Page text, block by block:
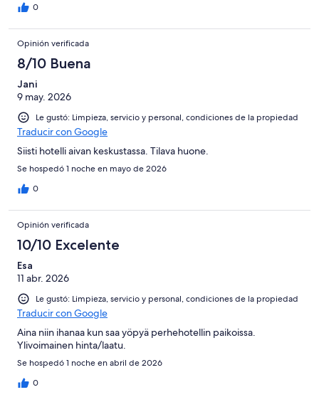
0
Opinión verificada
8/10 Buena
Jani
9 may. 2026
Le gustó: Limpieza, servicio y personal, condiciones de la propiedad
Traducir con Google
Siisti hotelli aivan keskustassa. Tilava huone.
Se hospedó 1 noche en mayo de 2026
0
Opinión verificada
10/10 Excelente
Esa
11 abr. 2026
Le gustó: Limpieza, servicio y personal, condiciones de la propiedad
Traducir con Google
Aina niin ihanaa kun saa yöpyä perhehotellin paikoissa.
Ylivoimainen hinta/laatu.
Se hospedó 1 noche en abril de 2026
0